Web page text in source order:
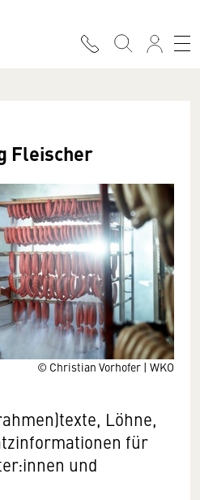
© Christian Vorhofer | WKO
Fleischer
Löhne,
für
und